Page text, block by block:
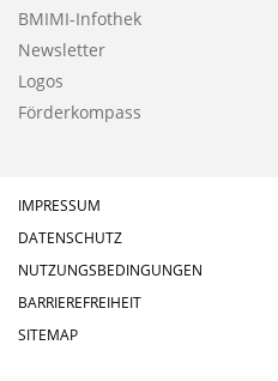
BMIMI-Infothek
Newsletter
Logos
Förderkompass
IMPRESSUM
DATENSCHUTZ
NUTZUNGSBEDINGUNGEN
BARRIEREFREIHEIT
SITEMAP